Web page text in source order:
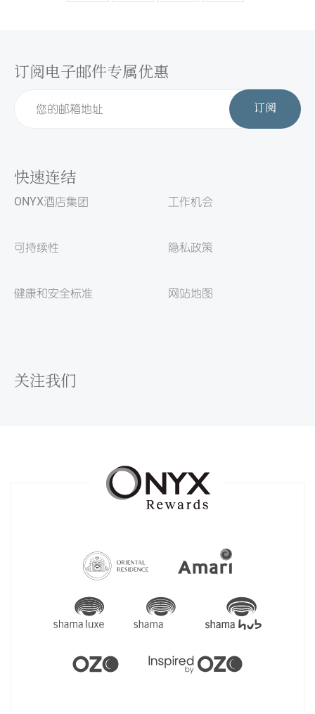
订阅电子邮件专属优惠
订阅
快速连结
ONYX酒店集团
可持续性
健康和安全标准
工作机会
隐私政策
网站地图
关注我们